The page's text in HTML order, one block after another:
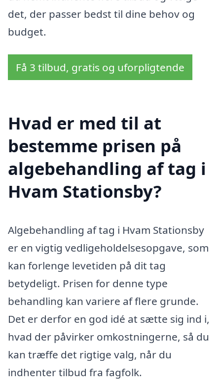
det, der passer bedst til dine behov og
budget.
Få 3 tilbud, gratis og uforpligtende
Hvad er med til at
bestemme prisen på
algebehandling af tag i
Hvam Stationsby?
Algebehandling af tag i Hvam Stationsby
er en vigtig vedligeholdelsesopgave, som
kan forlenge levetiden på dit tag
betydeligt. Prisen for denne type
behandling kan variere af flere grunde.
Det er derfor en god idé at sætte sig ind i,
hvad der påvirker omkostningerne, så du
kan træffe det rigtige valg, når du
indhenter tilbud fra fagfolk.